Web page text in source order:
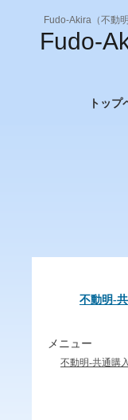
Fudo-Akira（不動
Fudo-
不動明-
メニュー
不動明-共通購
トップ